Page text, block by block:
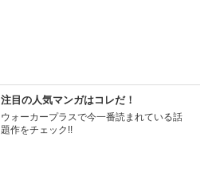
注目の人気マンガはコレだ！
ウォーカープラスで今一番読まれている話
題作をチェック!!